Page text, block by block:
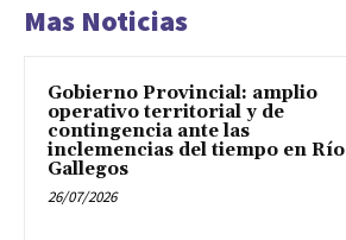
Mas Noticias
Gobierno Provincial: amplio
operativo territorial y de
contingencia ante las
inclemencias del tiempo en Río
Gallegos
26/07/2026